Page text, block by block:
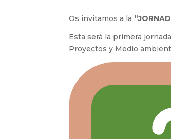
Os invitamos a la
Esta será la primera
Proyectos y Medio